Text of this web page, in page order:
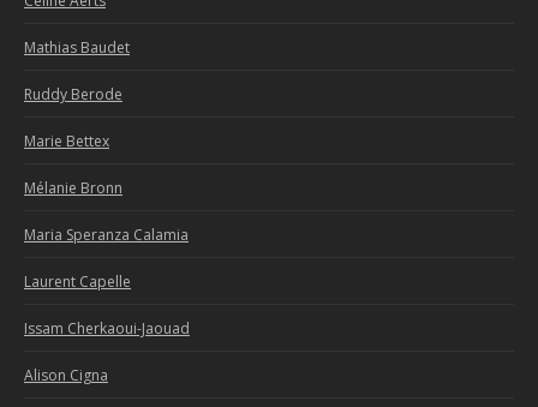
Mathias Baudet
Ruddy Berode
Marie Bettex
Mélanie Bronn
Maria Speranza Calamia
Laurent Capelle
Issam Cherkaoui-Jaouad
Alison Cigna